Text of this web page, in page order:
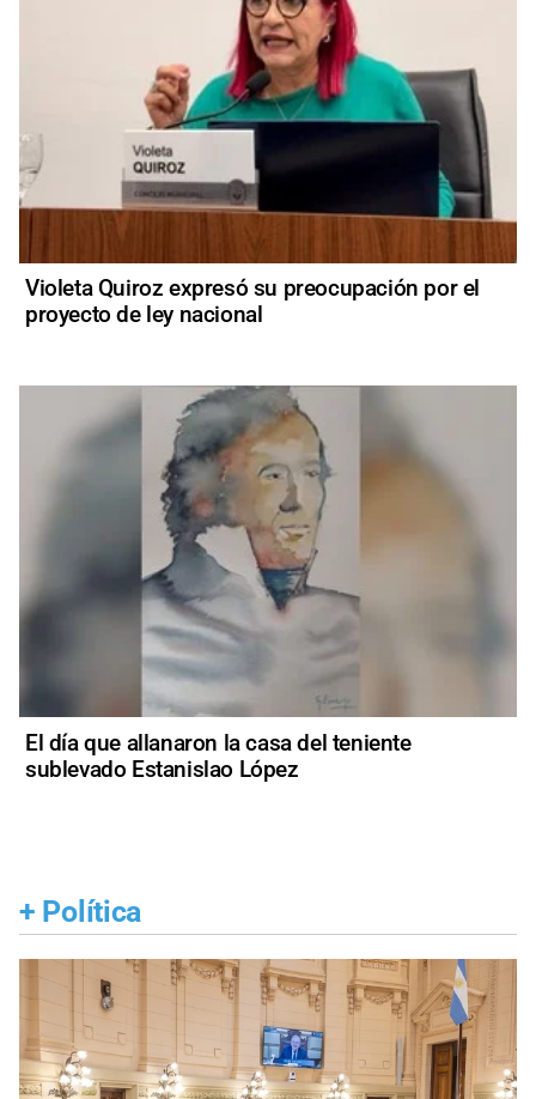
Violeta Quiroz expresó su preocupación por el
proyecto de ley nacional
El día que allanaron la casa del teniente
sublevado Estanislao López
+ Política